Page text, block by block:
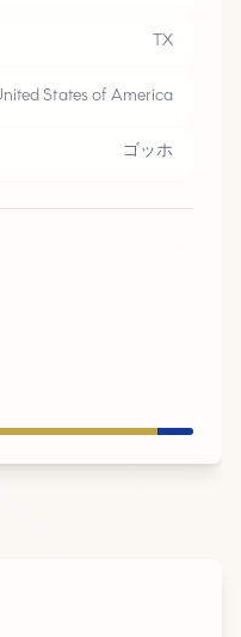
TX
States of America
ゴッホ